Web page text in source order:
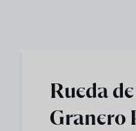
Rueda
Granero